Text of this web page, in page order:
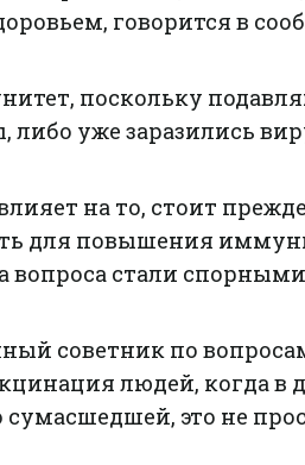
говорится в
поскольку
уже заразились
на то, стоит прежде
для повышения
вопроса стали
советник по
людей, когда в
это не